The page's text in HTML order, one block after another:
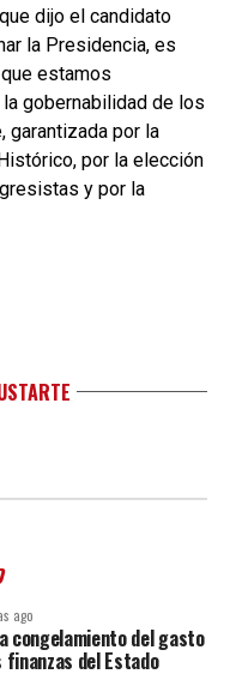
dijo el candidato
la Presidencia, es
estamos
gobernabilidad de los
garantizada por la
por la elección
y por la
ago
congelamiento del gasto
del Estado